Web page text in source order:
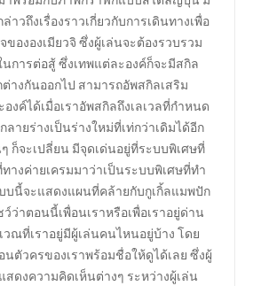
าวถึงเรื่องราวเกี่ยวกับการเดินทางเพื่อ
ององเมียวจิ ซึ่งผู้เล่นจะต้องรวบรวม
นการต่อสู้ ซึ่งเทพแต่ละองค์ก็จะมีสกิล
างกันออกไป สามารถอัพสกิลเสริม
งค์ได้เมื่อเราอัพสกิลถึงเลเวลที่กำหนด
ายร่างเป็นร่างใหม่ที่เท่กว่าเดิมได้อีก
ก็จะเปลี่ยน มีจุดเด่นอยู่ที่ระบบพิเศษที่
ทางค่ายเครมมาว่าเป็นระบบพิเศษที่ทำ
บนี้จะแสดงแผนที่คล้ายกับกูเกิ้ลแมพปัก
ว่าตอนนี้เพื่อนเราหรือเพื่อเราอยู่ด่าน
ณที่เราอยู่มีผู้เล่นคนไหนอยู่บ้าง โดย
นตัวครของเราพร้อมชื่อให้ดูได้เลย ซึ่งผู้
ดงความคิดเห็นต่างๆ ระหว่างผู้เล่น